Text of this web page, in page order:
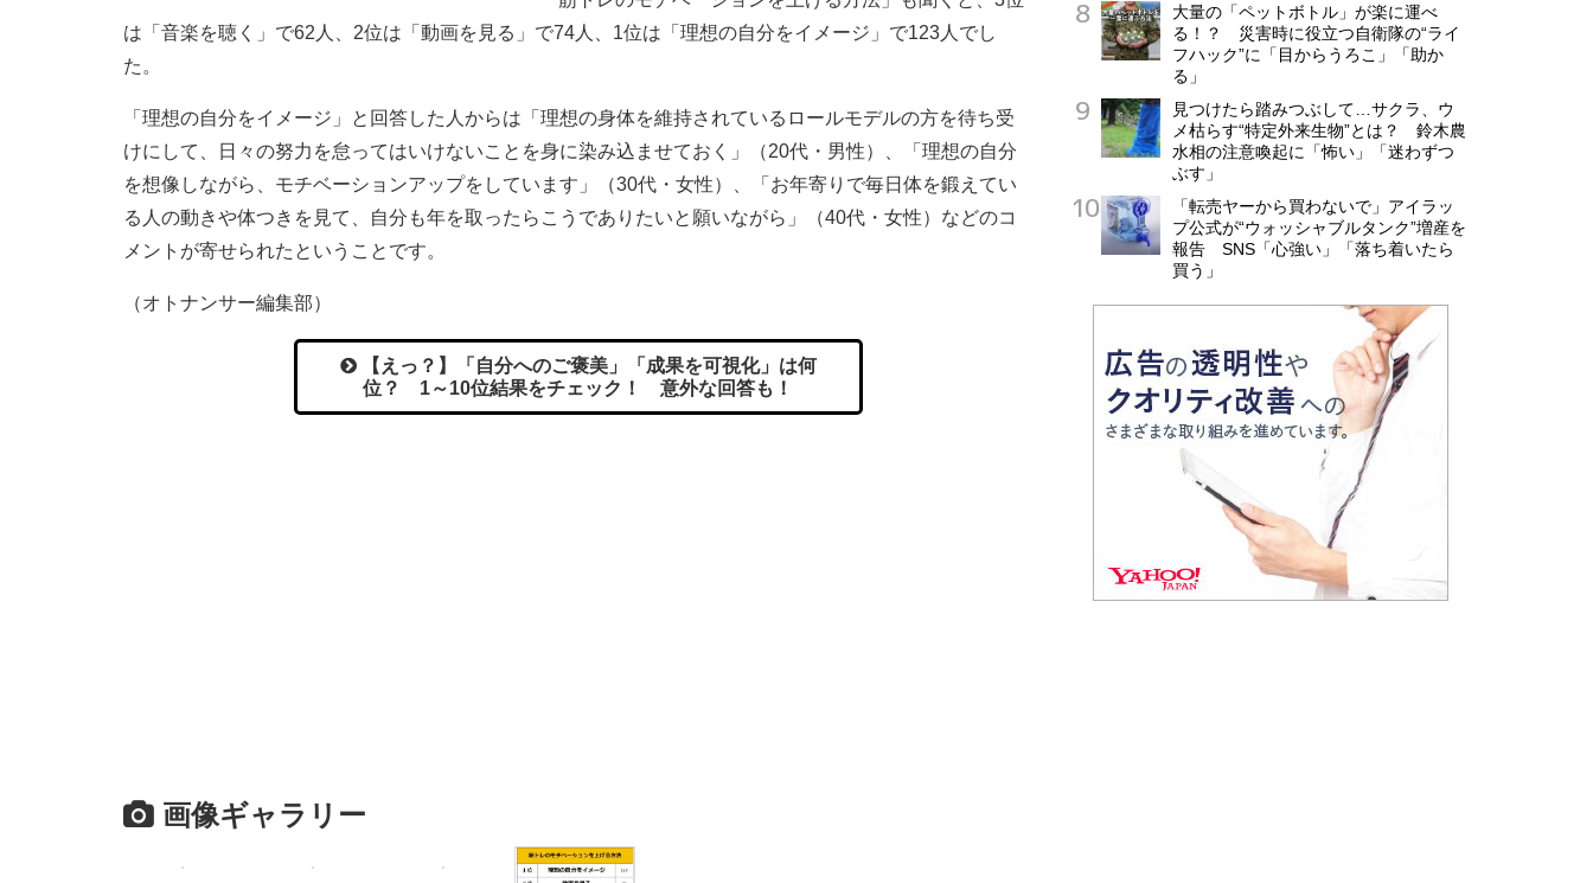
は「音楽を聴く」で62人、2位は「動画を見る」で74人、1位は「理想の自分をイメージ」で123人でし
た。
「理想の自分をイメージ」と回答した人からは「理想の身体を維持されているロールモデルの方を待ち受
けにして、日々の努力を怠ってはいけないことを身に染み込ませておく」（20代・男性）、「理想の自分
を想像しながら、モチベーションアップをしています」（30代・女性）、「お年寄りで毎日体を鍛えてい
る人の動きや体つきを見て、自分も年を取ったらこうでありたいと願いながら」（40代・女性）などのコ
メントが寄せられたということです。
（オトナンサー編集部）
【えっ？】「自分へのご褒美」「成果を可視化」は何
位？ 1～10位結果をチェック！ 意外な回答も！
画像ギャラリー
大量の「ペットボトル」が楽に運べ
る！？ 災害時に役立つ自衛隊の“ライ
フハック”に「目からうろこ」「助か
る」
見つけたら踏みつぶして…サクラ、ウ
メ枯らす“特定外来生物”とは？ 鈴木農
水相の注意喚起に「怖い」「迷わずつ
ぶす」
「転売ヤーから買わないで」アイラッ
プ公式が“ウォッシャブルタンク”増産を
報告 SNS「心強い」「落ち着いたら
買う」